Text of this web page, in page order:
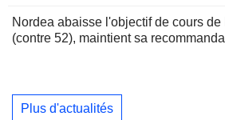
Nordea abaisse l'objectif de cours
(contre 52), maintient sa
Plus d'actualités